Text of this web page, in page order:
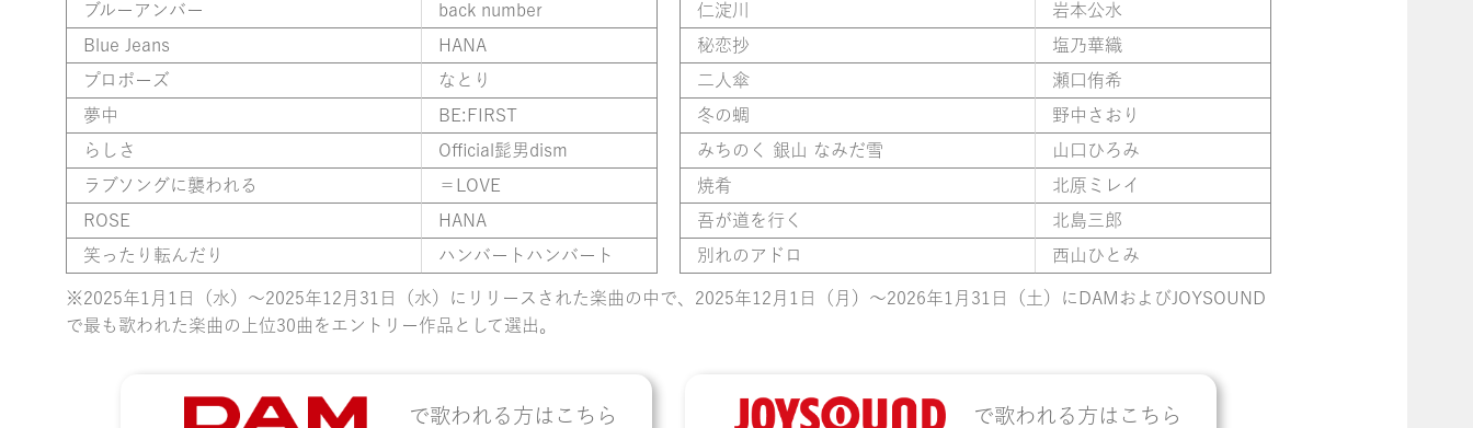
ブルーアンバー
back number
Blue Jeans
HANA
プロポーズ
なとり
夢中
BE:FIRST
らしさ
Official髭男dism
ラブソングに襲われる
＝LOVE
ROSE
HANA
笑ったり転んだり
ハンバートハンバート
仁淀川
岩本公水
秘恋抄
塩乃華織
二人傘
瀬口侑希
冬の蜩
野中さおり
みちのく 銀山 なみだ雪
山口ひろみ
焼肴
北原ミレイ
吾が道を行く
北島三郎
別れのアドロ
西山ひとみ
※2025年1月1日（水）〜2025年12月31日（水）にリリースされた楽曲の中で、2025年12月1日（月）〜2026年1月31日（土）にDAMおよびJOYSOUND
で最も歌われた楽曲の上位30曲をエントリー作品として選出。
で歌われる方はこちら で歌われる方はこちら